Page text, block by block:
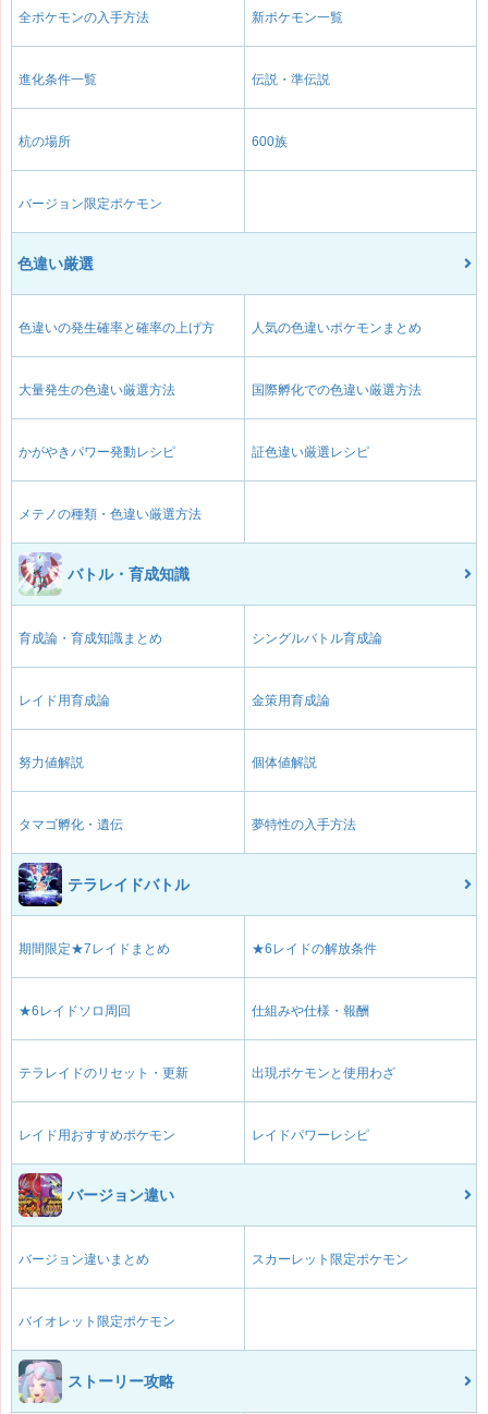
全ポケモンの入手方法 新ポケモン一覧
進化条件一覧 伝説・準伝説
杭の場所 600族
バージョン限定ポケモン
色違い厳選
色違いの発生確率と確率の上げ方 人気の色違いポケモンまとめ
大量発生の色違い厳選方法 国際孵化での色違い厳選方法
かがやきパワー発動レシピ 証色違い厳選レシピ
メテノの種類・色違い厳選方法
バトル・育成知識
育成論・育成知識まとめ シングルバトル育成論
レイド用育成論 金策用育成論
努力値解説 個体値解説
タマゴ孵化・遺伝 夢特性の入手方法
テラレイドバトル
期間限定★7レイドまとめ ★6レイドの解放条件
★6レイドソロ周回 仕組みや仕様・報酬
テラレイドのリセット・更新 出現ポケモンと使用わざ
レイド用おすすめポケモン レイドパワーレシピ
バージョン違い
バージョン違いまとめ スカーレット限定ポケモン
バイオレット限定ポケモン
ストーリー攻略